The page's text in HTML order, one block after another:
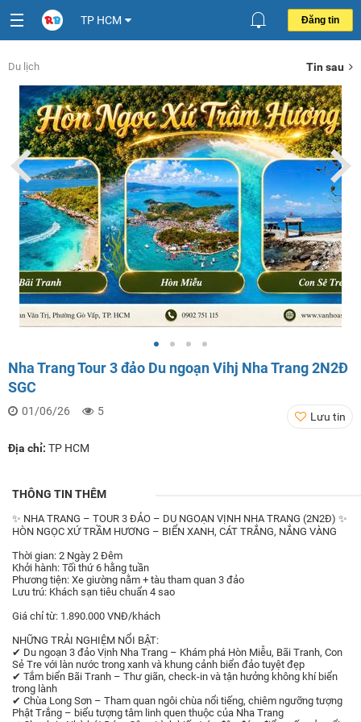
TP HCM Đăng tin
Du lịch Tin sau
Nha Trang Tour 3 đảo Du ngoạn Vihj Nha Trang 2N2Đ
SGC
01/06/26 5 Lưu tin
Địa chỉ: TP HCM
THÔNG TIN THÊM
✨ NHA TRANG – TOUR 3 ĐẢO – DU NGOẠN VỊNH NHA TRANG (2N2Đ) ✨
HÒN NGỌC XỨ TRẦM HƯƠNG – BIỂN XANH, CÁT TRẮNG, NẮNG VÀNG
Thời gian: 2 Ngày 2 Đêm
Khởi hành: Tối thứ 6 hằng tuần
Phương tiện: Xe giường nằm + tàu tham quan 3 đảo
Lưu trú: Khách sạn tiêu chuẩn 4 sao
Giá chỉ từ: 1.890.000 VNĐ/khách
NHỮNG TRẢI NGHIỆM NỔI BẬT:
✔ Du ngoạn 3 đảo Vịnh Nha Trang – Khám phá Hòn Miễu, Bãi Tranh, Con
Sẻ Tre với làn nước trong xanh và khung cảnh biển đảo tuyệt đẹp
✔ Tắm biển Bãi Tranh – Thư giãn, check-in và tận hưởng không khí biển
trong lành
✔ Chùa Long Sơn – Tham quan ngôi chùa nổi tiếng, chiêm ngưỡng tượng
Phật Trắng – biểu tượng tâm linh quen thuộc của Nha Trang